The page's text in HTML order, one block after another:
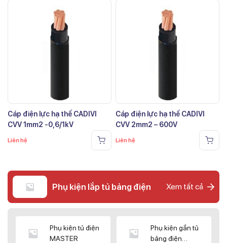
Cáp điện lực hạ thế CADIVI
CVV 1mm2 -0,6/1kV
Liên hệ
Cáp điện lực hạ thế CADIVI
CVV 2mm2 – 600V
Liên hệ
Phụ kiện lắp tủ bảng điện Xem tất cả
Phụ kiện tủ điện
MASTER
Phụ kiện gắn tủ
bảng điện